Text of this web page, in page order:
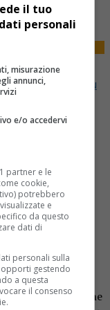
Fonte preferita su
essersi
incidente
dopo
all’altezza
Fanteria
. Per
auto si sono
ha spinto
una Citroen, che
il tuo
personali
misurazione
annunci,
e/o accedervi
partner e le
cookie,
potrebbero
e
da questo
dati di
personali sulla
gestendo
a questa
il consenso